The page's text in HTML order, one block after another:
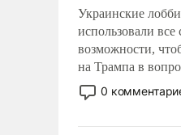
Украинские
использовали все
возможности,
на Трампа в
предоставления
своим
0